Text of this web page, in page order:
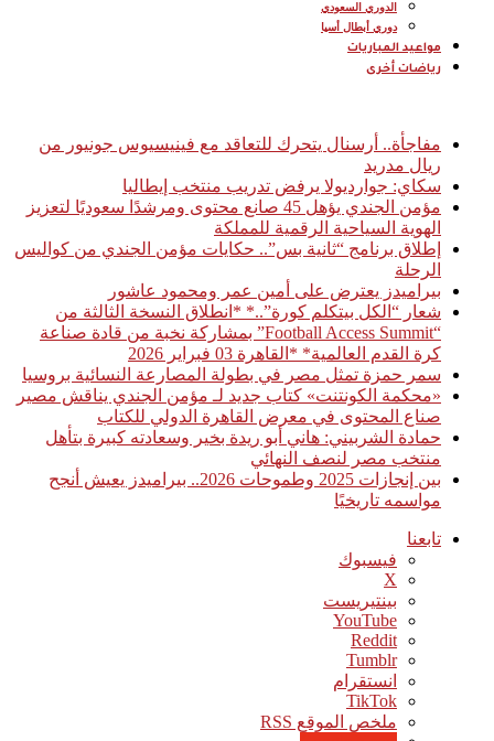
الدوري السعودي
دوري أبطال أسيا
مواعيد المباريات
رياضات أخرى
مفاجأة.. أرسنال يتحرك للتعاقد مع فينيسيوس جونيور من
ريال مدريد
سكاي: جوارديولا يرفض تدريب منتخب إيطاليا
مؤمن الجندي يؤهل 45 صانع محتوى ومرشدًا سعوديًا لتعزيز
الهوية السياحية الرقمية للمملكة
إطلاق برنامج “ثانية بس”.. حكايات مؤمن الجندي من كواليس
الرحلة
بيراميدز يعترض على أمين عمر ومحمود عاشور
شعار “الكل بيتكلم كورة”..* *انطلاق النسخة الثالثة من
“Football Access Summit” بمشاركة نخبة من قادة صناعة
كرة القدم العالمية* *القاهرة 03 فبراير 2026
سمر حمزة تمثل مصر في بطولة المصارعة النسائية بروسيا
«محكمة الكونتنت» كتاب جديد لـ مؤمن الجندي يناقش مصير
صناع المحتوى في معرض القاهرة الدولي للكتاب
حمادة الشربيني: هاني أبو ريدة بخير وسعادته كبيرة بتأهل
منتخب مصر لنصف النهائي
بين إنجازات 2025 وطموحات 2026.. بيراميدز يعيش أنجح
مواسمه تاريخيًا
تابعنا
فيسبوك
‫X
بينتيريست
‫YouTube
انستقرام
‫TikTok
ملخص الموقع RSS